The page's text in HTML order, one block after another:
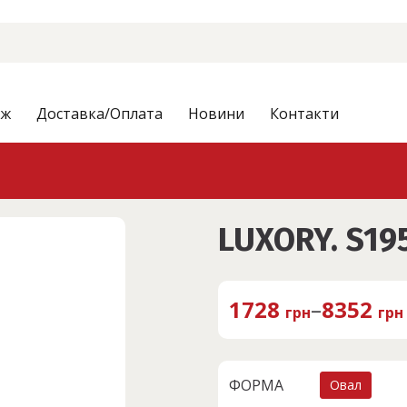
Доставка/Оплата Новини Контакти
LUXORY.
1728 грн–8352 грн
ФОРМА Овал